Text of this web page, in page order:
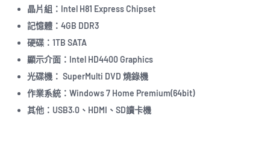
晶片組：Intel H81 Express Chipset
記憶體：4GB DDR3
硬碟：1TB SATA
顯示介面：Intel HD4400 Graphics
光碟機： SuperMulti DVD 燒錄機
作業系統：Windows 7 Home Premium(64bit)
其他：USB3.0、HDMI、SD讀卡機